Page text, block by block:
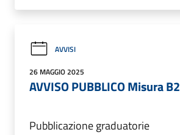
AVVISI
26 MAGGIO 2025
AVVISO PUBBLICO Misura B2
Pubblicazione graduatorie